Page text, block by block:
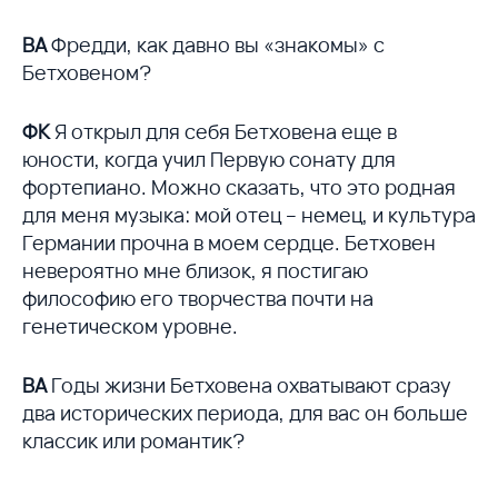
ВАФредди, как давно вы «знакомы» с
Бетховеном?
ФКЯ открыл для себя Бетховена еще в
юности, когда учил Первую сонату для
фортепиано. Можно сказать, что это родная
для меня музыка: мой отец – немец, и культура
Германии прочна в моем сердце. Бетховен
невероятно мне близок, я постигаю
философию его творчества почти на
генетическом уровне.
ВАГоды жизни Бетховена охватывают сразу
два исторических периода, для вас он больше
классик или романтик?